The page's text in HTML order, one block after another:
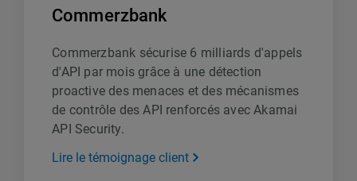
Commerzbank
Commerzbank sécurise 6 milliards d'appels
d'API par mois grâce à une détection
proactive des menaces et des mécanismes
de contrôle des API renforcés avec Akamai
API Security.
Lire le témoignage client